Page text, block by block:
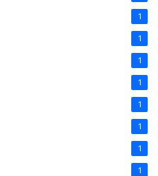
1
1
1
1
1
1
1
1